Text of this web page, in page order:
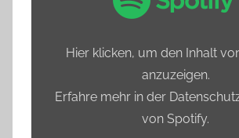
Hier klicken, um den Inhalt
anzuzeigen.
Erfahre mehr in der
von Spotify.